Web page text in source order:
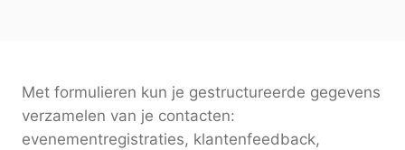
Met formulieren kun je gestructureerde gegevens
verzamelen van je contacten:
evenementregistraties, klantenfeedback,